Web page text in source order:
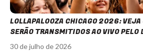
LOLLAPALOOZA CHICAGO 2026:
SERÃO TRANSMITIDOS AO VIVO PELO
30 de julho de 2026